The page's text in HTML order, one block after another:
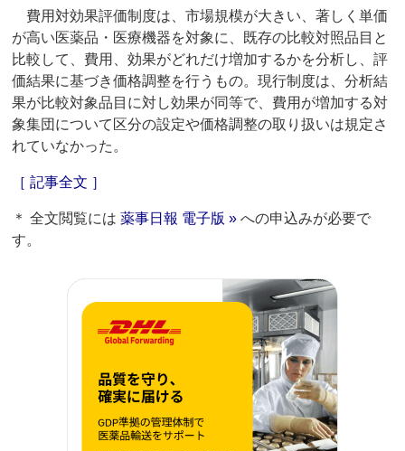
費用対効果評価制度は、市場規模が大きい、著しく単価
が高い医薬品・医療機器を対象に、既存の比較対照品目と
比較して、費用、効果がどれだけ増加するかを分析し、評
価結果に基づき価格調整を行うもの。現行制度は、分析結
果が比較対象品目に対し効果が同等で、費用が増加する対
象集団について区分の設定や価格調整の取り扱いは規定さ
れていなかった。
［ 記事全文 ］
＊ 全文閲覧には薬事日報 電子版 » への申込みが必要で
す。